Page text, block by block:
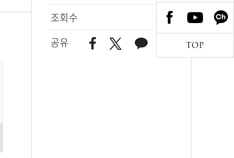
조회수
214
공유
TOP